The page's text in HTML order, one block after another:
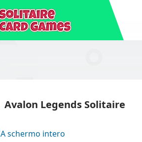
Avalon Legends Solitaire
A schermo intero